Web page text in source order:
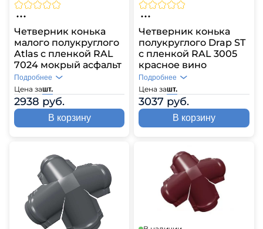
Четверник конька
малого полукруглого
Atlas с пленкой RAL
7024 мокрый асфальт
Цена зашт.
2938 руб.
Подробнее
В корзину
Четверник конька
полукруглого Drap ST
с пленкой RAL 3005
красное вино
Цена зашт.
3037 руб.
Подробнее
В корзину